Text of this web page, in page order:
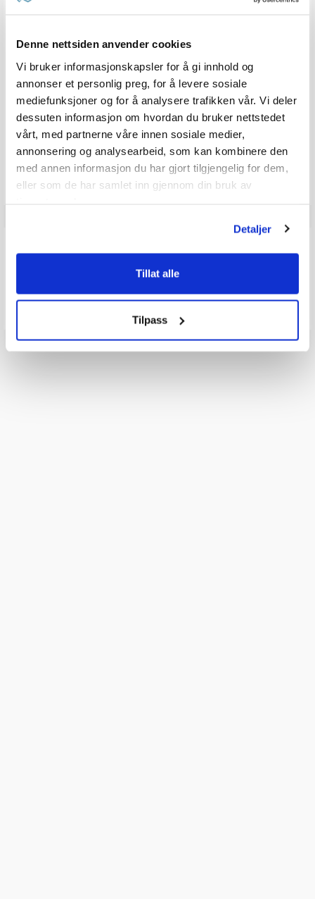
Denne nettsiden anvender cookies
Vi bruker informasjonskapsler for å gi innhold og
annonser et personlig preg, for å levere sosiale
mediefunksjoner og for å analysere trafikken vår. Vi deler
dessuten informasjon om hvordan du bruker nettstedet
vårt, med partnerne våre innen sosiale medier,
annonsering og analysearbeid, som kan kombinere den
med annen informasjon du har gjort tilgjengelig for dem,
eller som de har samlet inn gjennom din bruk av
Detaljer
Tillat alle
Tilpass
5.0
av
5
mulige
Liker
0stemmer
Vær oppmerksom på at noen kunder gir en rating uten å skrive en
review, og at antallet ratings derfor vil være forskjellig fra antall
reviews.
Q & A